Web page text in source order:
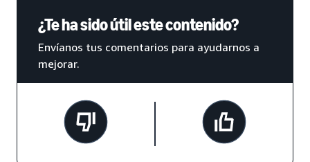
¿Te ha sido útil este contenido?
Envíanos tus comentarios para ayudarnos a
mejorar.